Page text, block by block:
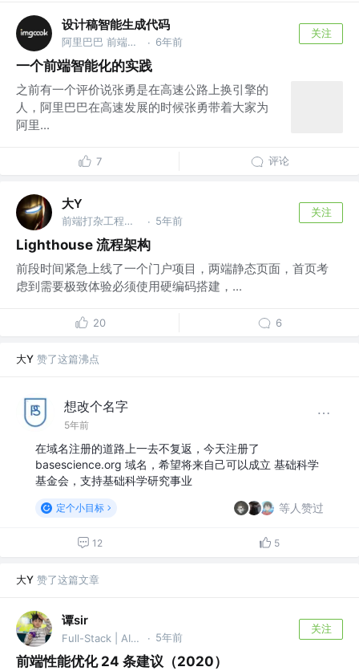
设计稿智能生成代码
阿里巴巴 前端委员会智能化小组 @阿里巴巴 · 6年前
关注
一个前端智能化的实践
之前有一个评价说张勇是在高速公路上换引擎的
人，阿里巴巴在高速发展的时候张勇带着大家为
阿里...
7 评论
大Y
前端打杂工程师 @行云 · 5年前
关注
Lighthouse 流程架构
前段时间紧急上线了一个门户项目，两端静态页面，首页考
虑到需要极致体验必须使用硬编码搭建，...
20 6
大Y 赞了这篇沸点
想改个名字
5年前
在域名注册的道路上一去不复返，今天注册了
basescience.org 域名，希望将来自己可以成立 基础科学
基金会，支持基础科学研究事业
定个小目标 等人赞过
12 5
大Y 赞了这篇文章
谭sir
Full-Stack | AI Agent · 5年前
关注
前端性能优化 24 条建议（2020）